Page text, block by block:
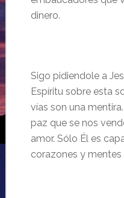
dinero.
Sigo pidiendole a
Espíritu sobre esta
vías son una
paz que se nos
amor. Sólo Él es
corazones y mentes